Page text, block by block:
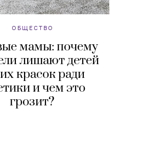
ОБЩЕСТВО
мамы: почему
лишают детей
красок ради
и чем это
грозит?